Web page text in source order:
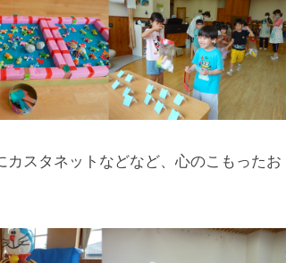
スタネットなどなど、心のこもったお